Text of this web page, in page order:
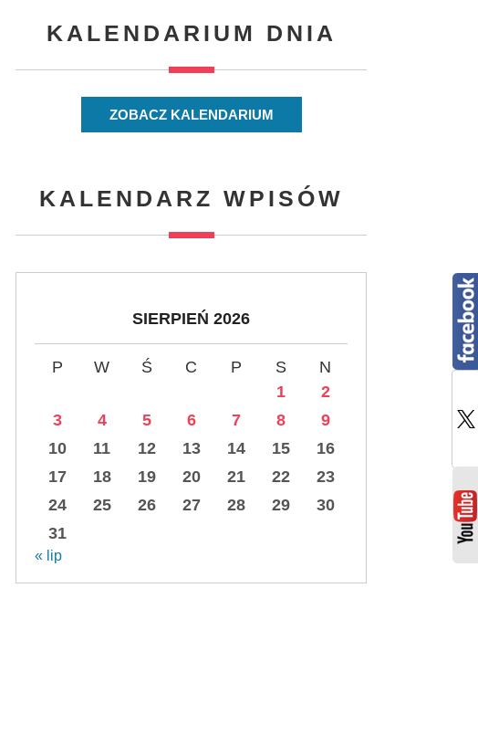
KALENDARIUM DNIA
ZOBACZ KALENDARIUM
KALENDARZ WPISÓW
SIERPIEŃ 2026
P W Ś C P S
N
1
2
3
4 5 6 7 8
9
10
11 12 13 14 15
16
17
18 19 20 21 22
23
24
25 26 27 28 29
30
31
« lip